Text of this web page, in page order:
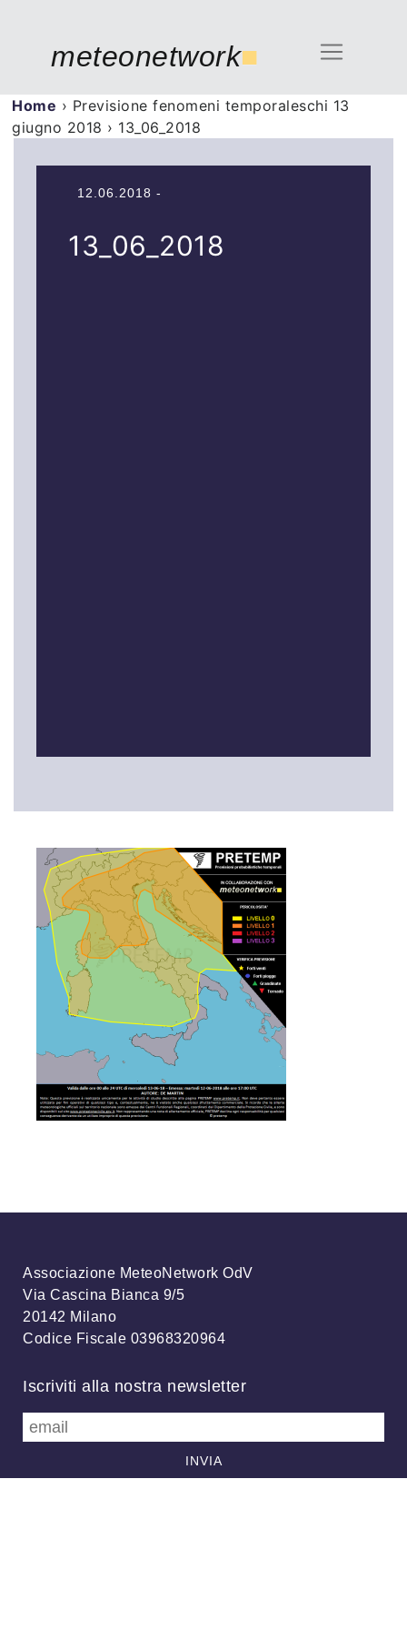
meteonetwork■
Home › Previsione fenomeni temporaleschi 13
giugno 2018 › 13_06_2018
12.06.2018 -
13_06_2018
Associazione MeteoNetwork OdV
Via Cascina Bianca 9/5
20142 Milano
Codice Fiscale 03968320964
Iscriviti alla nostra newsletter